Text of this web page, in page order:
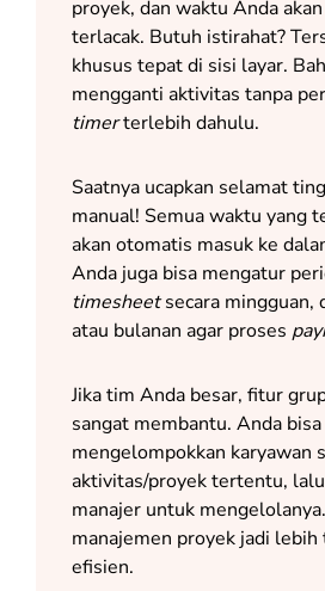
proyek, dan waktu Anda
terlacak. Butuh istirahat?
khusus tepat di sisi layar.
mengganti aktivitas tanpa
timerterlebih dahulu.
Saatnya ucapkan selamat
manual! Semua waktu yang
akan otomatis masuk ke
Anda juga bisa mengatur
timesheetsecara mingguan,
atau bulanan agar proses
Jika tim Anda besar, fitur
sangat membantu. Anda bisa
mengelompokkan karyawan
aktivitas/proyek tertentu,
manajer untuk
manajemen proyek jadi
efisien.